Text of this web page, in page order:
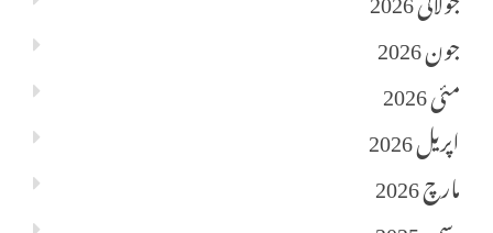
جون 2026
مئی 2026
اپریل 2026
مارچ 2026